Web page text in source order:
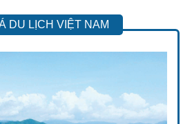
DU LỊCH VIỆT NAM